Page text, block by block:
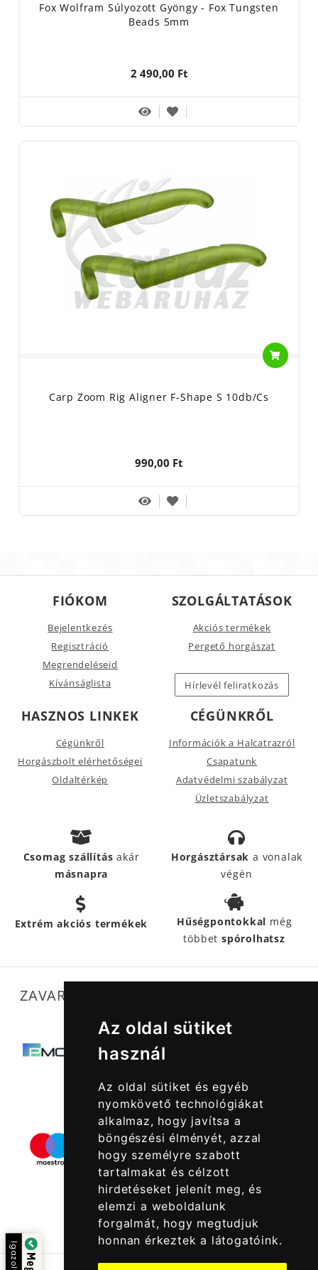
Az oldal sütiket
használ
Az oldal sütiket és egyéb
nyomkövető technológiákat
alkalmaz, hogy javítsa a
böngészési élményét, azzal
hogy személyre szabott
tartalmakat és célzott
hirdetéseket jelenít meg, és
elemzi a weboldalunk
forgalmát, hogy megtudjuk
honnan érkeztek a látogatóink.
Fox Wolfram Súlyozott Gyöngy - Fox Tungsten
Beads 5mm
2 490,00 Ft
Carp Zoom Rig Aligner F-Shape S 10db/cs
990,00 Ft
FIÓKOM
Bejelentkezés
Regisztráció
Megrendeléseid
Kívánságlista
SZOLGÁLTATÁSOK
Akciós termékek
Pergető horgászat
Hírlevél feliratkozás
HASZNOS LINKEK
Cégünkről
Horgászbolt elérhetőségei
Oldaltérkép
CÉGÜNKRŐL
Információk a Halcatrazról
Csapatunk
Adatvédelmi szabályzat
Üzletszabályzat
Csomag szállításakár
másnapra
Horgásztársak a vonalak
végén
Extrém akciós termékek Hűségpontokkal még
többetspórolhatsz
ZAVARTALAN MŰKÖDÉSÜNKET SEGÍTIK